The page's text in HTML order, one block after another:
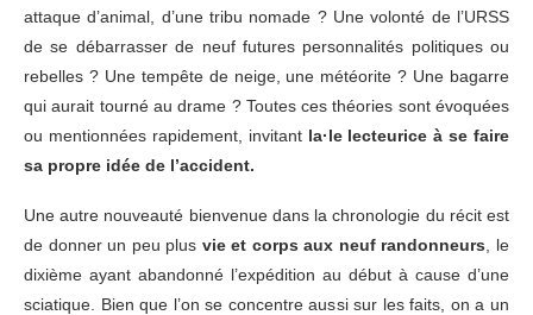
attaque d’animal, d’une tribu nomade ? Une volonté de l’URSS
de se débarrasser de neuf futures personnalités politiques ou
rebelles ? Une tempête de neige, une météorite ? Une bagarre
qui aurait tourné au drame ? Toutes ces théories sont évoquées
ou mentionnées rapidement, invitant la·le lecteurice à se faire
sa propre idée de l’accident.
Une autre nouveauté bienvenue dans la chronologie du récit est
de donner un peu plus vie et corps aux neuf randonneurs , le
dixième ayant abandonné l’expédition au début à cause d’une
sciatique. Bien que l’on se concentre aussi sur les faits, on a un